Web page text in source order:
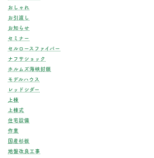
おしゃれ
お引渡し
お知らせ
セミナー
セルロースファイバー
ナフサショック
ホルムズ海峡封鎖
モデルハウス
レッドシダー
上棟
上棟式
住宅設備
作業
国産杉板
地盤改良工事